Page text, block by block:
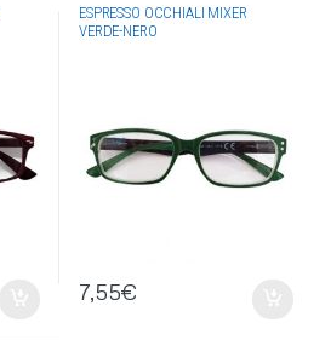
OCCHIALI DA VISTA
ESPRESSO OCCHIALI MIXER
VERDE-NERO
7,55€